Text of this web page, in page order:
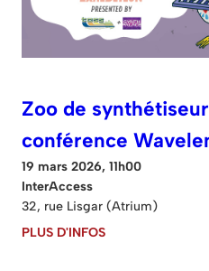
Zoo de
conférence
19 mars 2026, 11h00
InterAccess
32, rue Lisgar (Atrium)
PLUS D'INFOS